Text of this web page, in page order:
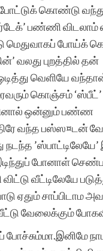
போட்டுக் கொண்டு
பண்ணி விடலாம்
மெதுவாகப் போய்க்
வலது புறத்தில் தன்
வெளியே
கொஞ்சம் ‘ஸ்பீட்’
ஒன்னும் பண்ண
வந்த பஸ்ஸ¤டன்
நடந்த ’ஸ்பாட்டிலேயே’
போனாள்
வீட்டிலேயே
ஏதும் சாப்பிடாம
வேலைக்கும்
போச்சும்மா.இனிமே